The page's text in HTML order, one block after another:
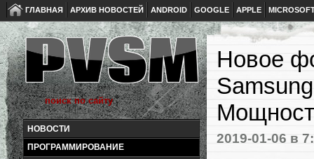
ГЛАВНАЯ АРХИВ НОВОСТЕЙ ANDROID GOOGLE APPLE
НОВОСТИ
ПРОГРАММИРОВАНИЕ
Новое
2019-01-06 в